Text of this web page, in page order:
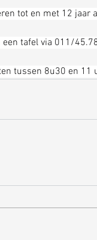
tot en met 12 jaar
een tafel via 011/
tussen 8u30 en 11